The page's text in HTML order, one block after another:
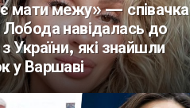
мати межу» — співачка
Лобода навідалась до
з України, які знайшли
у Варшаві